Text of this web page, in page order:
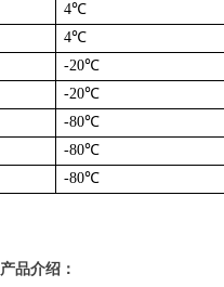
4℃
4℃
-20℃
-20℃
-80℃
-80℃
-80℃
产品介绍：